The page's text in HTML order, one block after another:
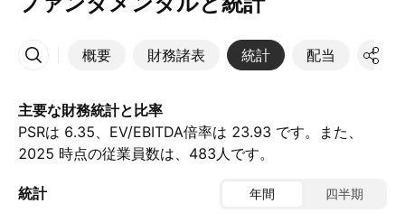
概要 財務諸表 統計 配当 決算
その他
主要な財務統計と比率
PSRは 6.35、EV/EBITDA倍率は 23.93 です。また、
2025 時点の従業員数は、483人です。
統計 年間 四半期